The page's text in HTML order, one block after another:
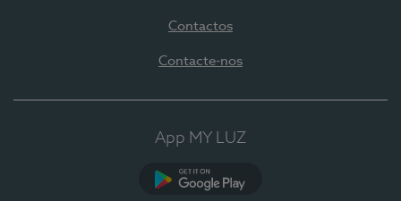
Contactos
Contacte-nos
App MY LUZ